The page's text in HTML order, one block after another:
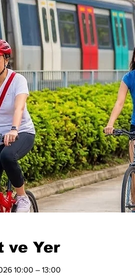
ve Yer
10:00 – 13:00